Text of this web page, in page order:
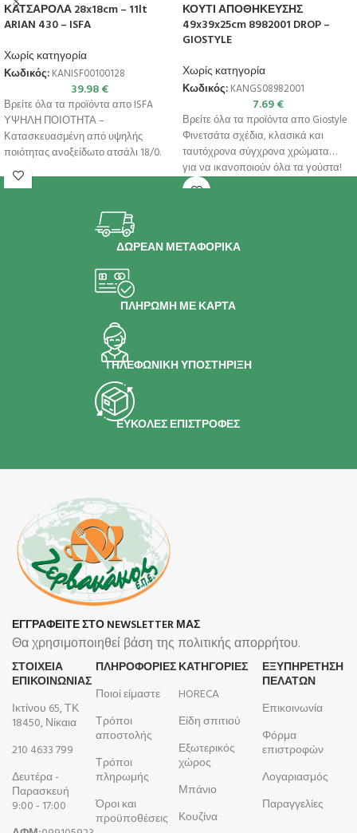
ΚΑΤΣΑΡΟΛΑ 28x18cm – 11lt
ARIAN 430 – ISFA
Χωρίς κατηγορία
Κωδικός: KANISF00100128
39.98€
Βρείτε όλα τα προϊόντα απο ISFA
ΥΨΗΛΗ ΠΟΙΟΤΗΤΑ –
Κατασκευασμένη από υψηλής
ποιότητας ανοξείδωτο ατσάλι 18/0.
ΣΥΜΒΑΤΟΤΗΤΑ – Κατάλληλη για
ΚΟΥΤΙ ΑΠΟΘΗΚΕΥΣΗΣ
49x39x25cm 8982001 DROP –
GIOSTYLE
Χωρίς κατηγορία
Κωδικός: KANGS08982001
7.69€
Βρείτε όλα τα προϊόντα απο Giostyle
Φινετσάτα σχέδια, κλασικά και
ταυτόχρονα σύγχρονα χρώματα…
για να ικανοποιούν όλα τα γούστα!
Ευέλικτο
ΔΩΡΕΑΝ ΜΕΤΑΦΟΡΙΚΑ
ΠΛΗΡΩΜΗ ΜΕ ΚΑΡΤΑ
ΤΗΛΕΦΩΝΙΚΗ ΥΠΟΣΤΗΡΙΞΗ
ΕΥΚΟΛΕΣ ΕΠΙΣΤΡΟΦΕΣ
ΕΓΓΡΑΦΕΙΤΕ ΣΤΟ NEWSLETTER ΜΑΣ
Θα χρησιμοποιηθεί βάση της πολιτικής απορρήτου.
ΣΤΟΙΧΕΙΑ
ΕΠΙΚΟΙΝΩΝΙΑΣ
Ικτίνου 65, ΤΚ
18450, Νίκαια
210 4633 799
Δευτέρα -
Παρασκευή
9:00 - 17:00
ΠΛΗΡΟΦΟΡΊΕΣ
Ποιοί είμαστε
Τρόποι
αποστολής
Τρόποι
πληρωμής
Όροι και
προϋποθέσεις
ΚΑΤΗΓΟΡΙΕΣ
HORECA
Είδη σπιτιού
Εξωτερικός
χώρος
Μπάνιο
Κουζίνα
ΕΞΥΠΗΡΕΤΗΣΗ
ΠΕΛΑΤΩΝ
Επικοινωνία
Φόρμα
επιστροφών
Λογαριασμός
Παραγγελίες